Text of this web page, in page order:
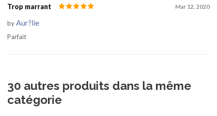
Trop marrant Mar 12, 2020
byAur?lie
Parfait
30 autres produits dans la même
catégorie